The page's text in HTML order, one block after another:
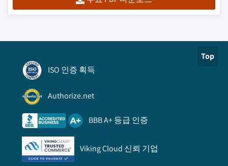
Top
ISO 인증 획득
Authorize.net
BBB A+ 등급 인증
Viking Cloud 신뢰 기업